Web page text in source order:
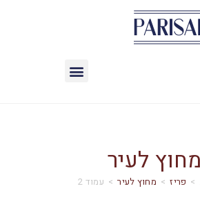
מחוץ לעיר
> פריז > מחוץ לעיר > עמוד 2